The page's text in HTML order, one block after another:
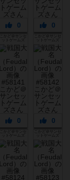
0 0
こかど＠サンセ
ットゲームズ
0
こかど＠サンセ
ットゲームズ
0
こかど＠サンセ
ットゲームズ
こかど＠サンセ
ットゲームズ